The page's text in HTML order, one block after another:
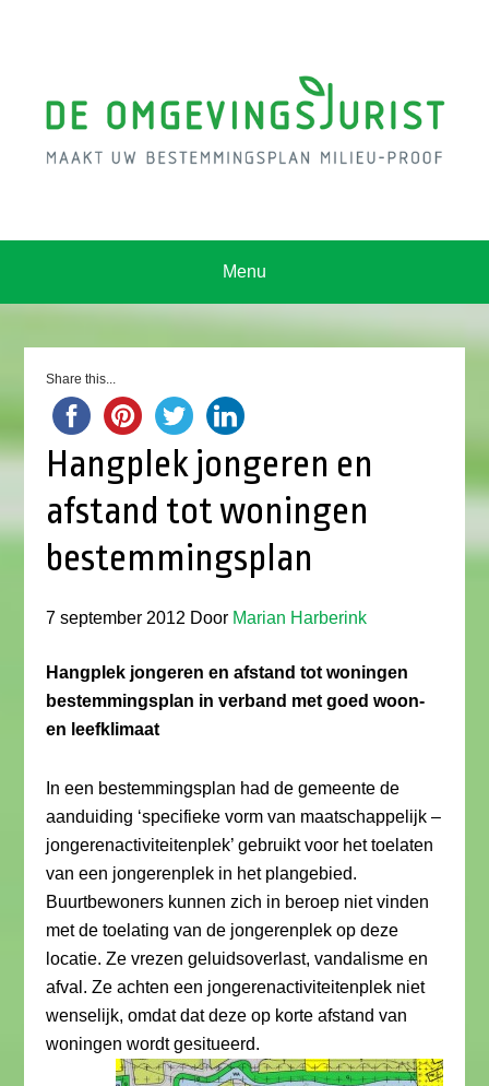
Menu
Share this...
Hangplek jongeren en
afstand tot woningen
bestemmingsplan
7 september 2012 Door Marian Harberink
Hangplek jongeren en afstand tot woningen
bestemmingsplan in verband met goed woon-
en leefklimaat
In een bestemmingsplan had de gemeente de
aanduiding ‘specifieke vorm van maatschappelijk –
jongerenactiviteitenplek’ gebruikt voor het toelaten
van een jongerenplek in het plangebied.
Buurtbewoners kunnen zich in beroep niet vinden
met de toelating van de jongerenplek op deze
locatie. Ze vrezen geluidsoverlast, vandalisme en
afval. Ze achten een jongerenactiviteitenplek niet
wenselijk, omdat dat deze op korte afstand van
woningen wordt gesitueerd.